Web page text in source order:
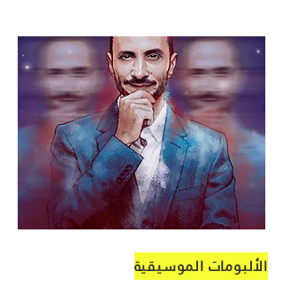
الألبومات الموسيقية